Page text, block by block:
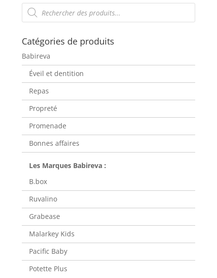
Recherche
de
produits
Catégories de produits
Babireva
Éveil et dentition
Repas
Propreté
Promenade
Bonnes affaires
B.box
Ruvalino
Grabease
Malarkey Kids
Pacific Baby
Potette Plus